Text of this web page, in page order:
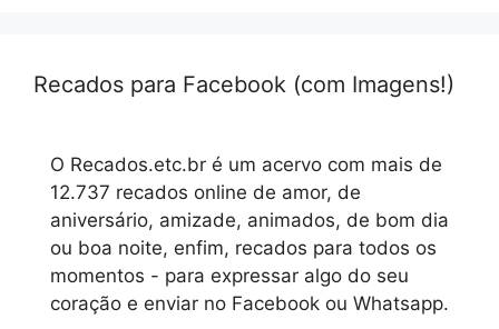
Recados para Facebook (com Imagens!)
O Recados.etc.br é um acervo com mais de
12.737 recados online de amor, de
aniversário, amizade, animados, de bom dia
ou boa noite, enfim, recados para todos os
momentos - para expressar algo do seu
coração e enviar no Facebook ou Whatsapp.